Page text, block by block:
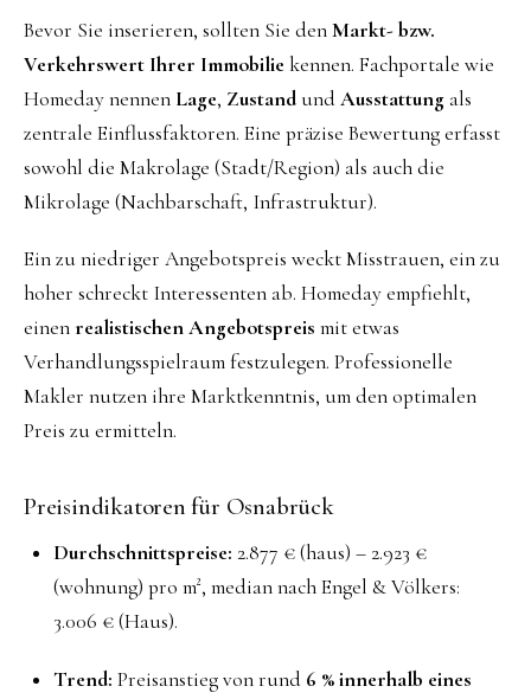
Bevor Sie inserieren, sollten Sie denMarkt- bzw.
Verkehrswert Ihrer Immobiliekennen. Fachportale wie
Homeday nennen Lage, Zustand undAusstattung als
zentrale Einflussfaktoren. Eine präzise Bewertung erfasst
sowohl die Makrolage (Stadt/Region) als auch die
Mikrolage (Nachbarschaft, Infrastruktur).
Ein zu niedriger Angebotspreis weckt Misstrauen, ein zu
hoher schreckt Interessenten ab. Homeday empfiehlt,
einenrealistischen Angebotspreis mit etwas
Verhandlungsspielraum festzulegen. Professionelle
Makler nutzen ihre Marktkenntnis, um den optimalen
Preis zu ermitteln.
Preisindikatoren für Osnabrück
Durchschnittspreise: 2.877 € (haus) – 2.923 €
(wohnung) pro m², median nach Engel & Völkers:
3.006 € (Haus).
Trend: Preisanstieg von rund 6 % innerhalb eines